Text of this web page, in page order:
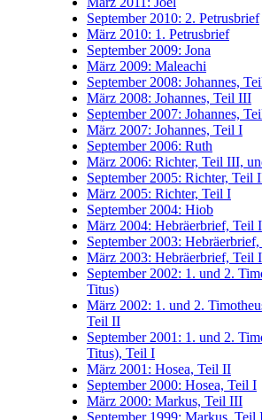
September 2010: 2. Petrusbrief
März 2010: 1. Petrusbrief
September 2009: Jona
März 2009: Maleachi
September 2008: Johannes,
März 2008: Johannes, Teil III
September 2007: Johannes,
März 2007: Johannes, Teil I
September 2006: Ruth
März 2006: Richter, Teil III,
September 2005: Richter, Teil
März 2005: Richter, Teil I
September 2004: Hiob
März 2004: Hebräerbrief, Teil
September 2003:
März 2003: Hebräerbrief, Teil I
September 2002: 1. und 2.
Titus)
März 2002: 1. und 2.
Teil II
September 2001: 1. und 2.
Titus), Teil I
März 2001: Hosea, Teil II
September 2000: Hosea, Teil I
März 2000: Markus, Teil III
September 1999: Markus, Teil